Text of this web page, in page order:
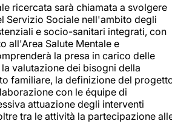
ricercata sarà chiamata a svolgere
Servizio Sociale nell'ambito degli
e socio-sanitari integrati, con
all'Area Salute Mentale e
la presa in carico delle
valutazione dei bisogni della
familiare, la definizione del
con le équipe di
attuazione degli interventi
tra le attività la partecipazione